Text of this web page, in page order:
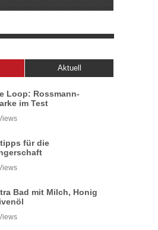
Aktuell
Loop: Rossmann-
im Test
für die
Bad mit Milch, Honig